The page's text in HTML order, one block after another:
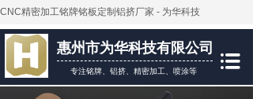
CNC精密加工铭牌铭板定制铝挤厂家 - 为华科技
惠州市为华科技有限公司
专注铭牌、铝挤、精密加工、喷涂等